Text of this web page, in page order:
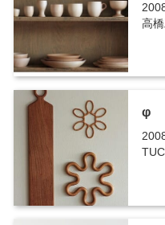
高
φ
TUC